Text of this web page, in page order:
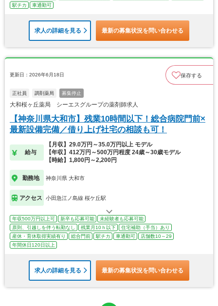
駅チカ
車通勤可
求人の詳細を見る 最新の募集状況を問い合わせる
更新日：2026年6月18日 保存する
正社員 調剤薬局 募集停止
大和桜ヶ丘薬局 シーエスグループの薬剤師求人
【神奈川県大和市】残業10時間以下！総合病院門前×
最新設備完備／借り上げ社宅の相談も可！
給与
【月収】29.0万円～35.0万円以上 モデル
【年収】412万円～500万円程度 24歳～30歳モデル
【時給】1,800円～2,200円
勤務地 神奈川県 大和市
アクセス 小田急江ノ島線 桜ケ丘駅
年収500万円以上可 新卒も応募可能
未経験者も応募可能
原則、引越しを伴う転勤なし
残業月10ｈ以下
住宅補助（手当）あり
産休・育休取得実績有り
総合門前 駅チカ 車通勤可
店舗数10～29
年間休日120日以上
求人の詳細を見る 最新の募集状況を問い合わせる